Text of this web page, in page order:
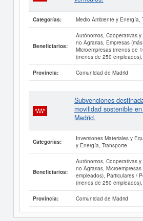
Categorías: Medio Ambiente y Energía,
Beneficiarios:
Autónomos, Cooperativas
no Agrarias, Empresas
Microempresas (menos de
(menos de 250
Provincia: Comunidad de Madrid
Subvenciones
movilidad sostenible
Madrid.
Categorías:
Inversiones Materiales y
y Energía, Transporte
Beneficiarios:
Autónomos, Cooperativas
no Agrarias,
empleados), Particulares /
(menos de 250
Provincia: Comunidad de Madrid